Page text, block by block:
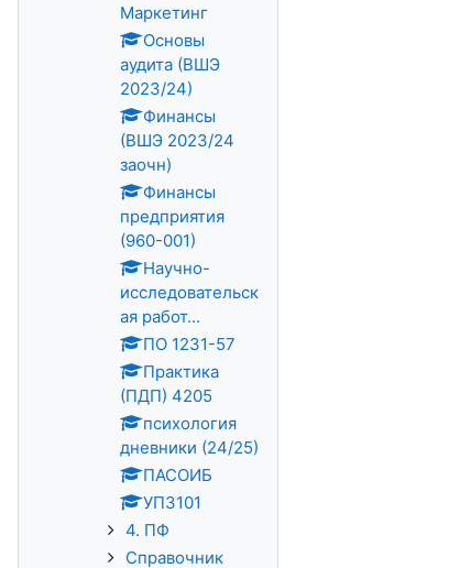
Маркетинг
Основы
аудита (ВШЭ
2023/24)
Финансы
(ВШЭ 2023/24
заочн)
Финансы
предприятия
(960-001)
Научно-
исследовательск
ая работ...
ПО 1231-57
Практика
(ПДП) 4205
психология
дневники (24/25)
ПАСОИБ
УП3101
4. ПФ
Справочник